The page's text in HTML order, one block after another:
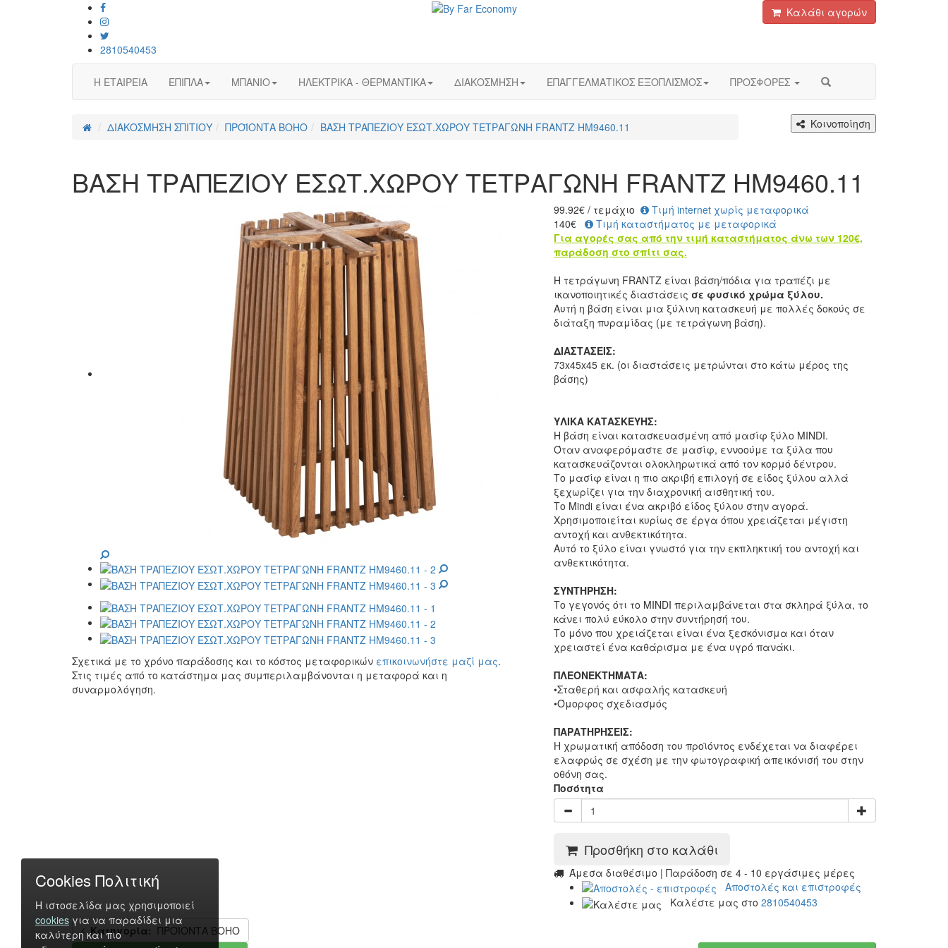
2810540453
Καλάθι αγορών
Η ΕΤΑΙΡΕΙΑ ΕΠΙΠΛΑ ΜΠΑΝΙΟ ΗΛΕΚΤΡΙΚΑ - ΘΕΡΜΑΝΤΙΚΑ ΔΙΑΚΟΣΜΗΣΗ ΕΠΑΓΓΕΛΜΑΤΙΚΟΣ ΕΞΟΠΛΙΣΜΟΣ ΠΡΟΣΦΟΡΕΣ
ΔΙΑΚΟΣΜΗΣΗ ΣΠΙΤΙΟΥ ΠΡΟΪΟΝΤΑ BOHO ΒΑΣΗ ΤΡΑΠΕΖΙΟΥ ΕΣΩΤ.ΧΩΡΟΥ ΤΕΤΡΑΓΩΝΗ FRANTZ HM9460.11 Κοινοποίηση
ΒΑΣΗ ΤΡΑΠΕΖΙΟΥ ΕΣΩΤ.ΧΩΡΟΥ ΤΕΤΡΑΓΩΝΗ FRANTZ HM9460.11
Σχετικά με το χρόνο παράδοσης και το κόστος μεταφορικών επικοινωνήστε μαζί μας.
Στις τιμές από το κατάστημα μας συμπεριλαμβάνονται η μεταφορά και η
συναρμολόγηση.
99.92€ / τεμάχιο
Τιμή internet χωρίς μεταφορικά
140€
Τιμή καταστήματος με μεταφορικά
Για αγορές σας από την τιμή καταστήματος άνω των 120€,
παράδοση στο σπίτι σας.
Η τετράγωνη FRANTZ είναι βάση/πόδια για τραπέζι με
ικανοποιητικές διαστάσεις σε φυσικό χρώμα ξύλου.
Αυτή η βάση είναι μια ξύλινη κατασκευή με πολλές δοκούς σε
διάταξη πυραμίδας (με τετράγωνη βάση).
ΔΙΑΣΤΑΣΕΙΣ:
73x45x45 εκ. (οι διαστάσεις μετρώνται στο κάτω μέρος της
βάσης)
ΥΛΙΚΑ ΚΑΤΑΣΚΕΥΗΣ:
Η βάση είναι κατασκευασμένη από μασίφ ξύλο MINDI.
Όταν αναφερόμαστε σε μασίφ, εννοούμε τα ξύλα που
κατασκευάζονται ολοκληρωτικά από τον κορμό δέντρου.
Το μασίφ είναι η πιο ακριβή επιλογή σε είδος ξύλου αλλά
ξεχωρίζει για την διαχρονική αισθητική του.
Το Mindi είναι ένα ακριβό είδος ξύλου στην αγορά.
Χρησιμοποιείται κυρίως σε έργα όπου χρειάζεται μέγιστη
αντοχή και ανθεκτικότητα.
Αυτό το ξύλο είναι γνωστό για την εκπληκτική του αντοχή και
ανθεκτικότητα.
ΣΥΝΤΗΡΗΣΗ:
Το γεγονός ότι το MINDI περιλαμβάνεται στα σκληρά ξύλα, το
κάνει πολύ εύκολο στην συντήρησή του.
Το μόνο που χρειάζεται είναι ένα ξεσκόνισμα και όταν
χρειαστεί ένα καθάρισμα με ένα υγρό πανάκι.
ΠΛΕΟΝΕΚΤΗΜΑΤΑ:
•Σταθερή και ασφαλής κατασκευή
•Όμορφος σχεδιασμός
ΠΑΡΑΤΗΡΗΣΕΙΣ:
Η χρωματική απόδοση του προϊόντος ενδέχεται να διαφέρει
ελαφρώς σε σχέση με την φωτογραφική απεικόνισή του στην
οθόνη σας.
Ποσότητα
Προσθήκη στο καλάθι
Άμεσα διαθέσιμο | Παράδοση σε 4 - 10 εργάσιμες μέρες
Αποστολές και επιστροφές
Καλέστε μας στο 2810540453
Κατηγορία: ΠΡΟΪΟΝΤΑ BOHO
Cookies Πολιτική
Η ιστοσελίδα μας χρησιμοποιεί
cookies για να παραδίδει μια
καλύτερη και πιο